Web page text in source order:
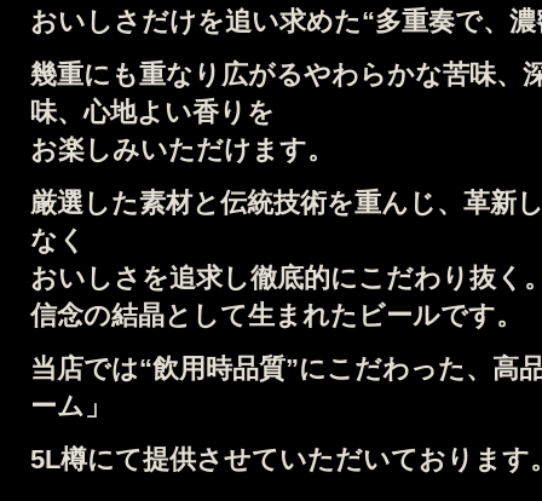
おいしさだけを追い求めた“多重奏で、
幾重にも重なり広がるやわらかな苦味、
味、心地よい香りを
お楽しみいただけます。
厳選した素材と伝統技術を重んじ、 革新
なく
おいしさを追求し徹底的にこだわり抜く
信念の結晶として生まれたビールです。
当店では“飲用時品質”にこだわった、高
ーム」
5L樽にて提供させていただいております